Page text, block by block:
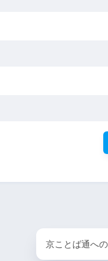
京ことば通への